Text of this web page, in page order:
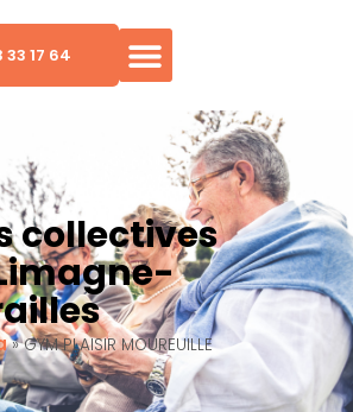
33 17 64
collectives
»GYM PLAISIR MOUREUILLE